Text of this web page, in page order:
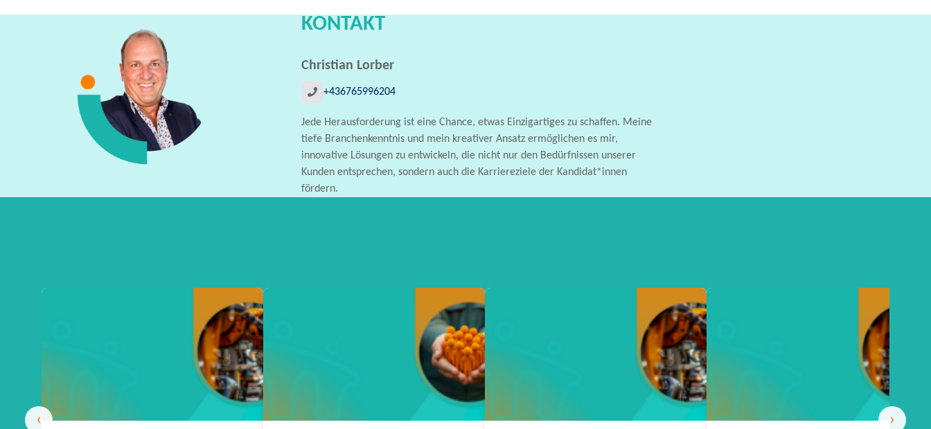
KONTAKT
Christian Lorber
+436765996204
Jede Herausforderung ist eine Chance, etwas Einzigartiges zu schaffen. Meine
tiefe Branchenkenntnis und mein kreativer Ansatz ermöglichen es mir,
innovative Lösungen zu entwickeln, die nicht nur den Bedürfnissen unserer
Kunden entsprechen, sondern auch die Karriereziele der Kandidat*innen
fördern.
‹ ›